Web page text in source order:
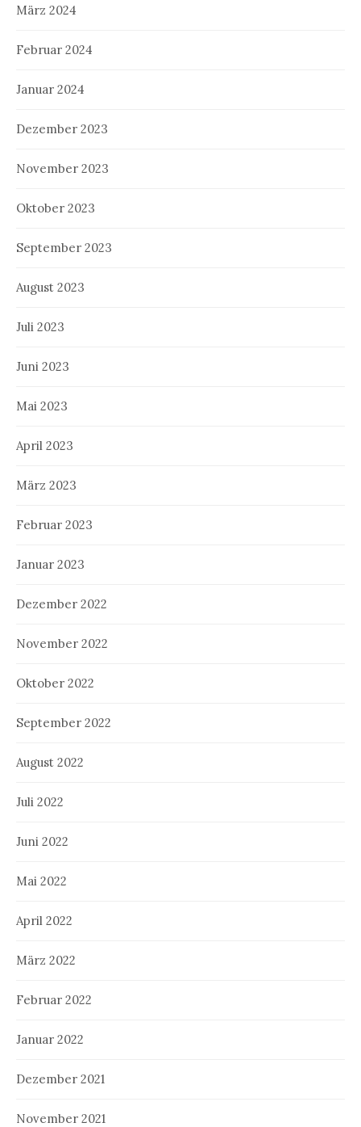
März 2024
Februar 2024
Januar 2024
Dezember 2023
November 2023
Oktober 2023
September 2023
August 2023
Juli 2023
Juni 2023
Mai 2023
April 2023
März 2023
Februar 2023
Januar 2023
Dezember 2022
November 2022
Oktober 2022
September 2022
August 2022
Juli 2022
Juni 2022
Mai 2022
April 2022
März 2022
Februar 2022
Januar 2022
Dezember 2021
November 2021